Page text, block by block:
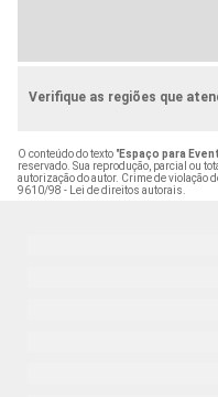
Verifique as regiões que
O conteúdo do texto "Espaço para
reservado. Sua reprodução, parcial ou
autorização do autor. Crime de violação
9610/98 - Lei de direitos autorais